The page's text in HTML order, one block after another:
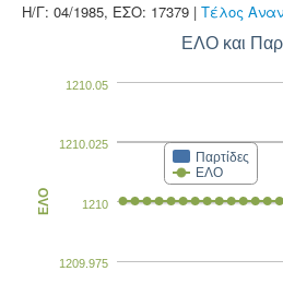
Η/Γ: 04/1985, ΕΣΟ: 17379 | Τέλος
ΕΛΟ και
Παρτίδες
ΕΛΟ
1209.975
1210
1210.025
1210.05
ΕΛΟ